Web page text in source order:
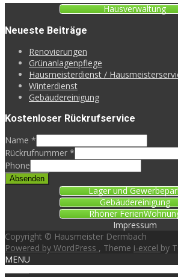
Hausverwaltung
Neueste Beiträge
Reno­vierungen
Grünanlagenpflege
Hausmeisterdienst /
Winterdienst
Gebäudereinigung
Kostenloser Rückrufservice
Name *
Rückrufnummer *
Phone
Absenden
Lager und
Gebäudereinigung
Rhöner
Impressum
Copyright © Hausmeister Dermbach
Powered by WordPress , Theme i-excel by
MENU